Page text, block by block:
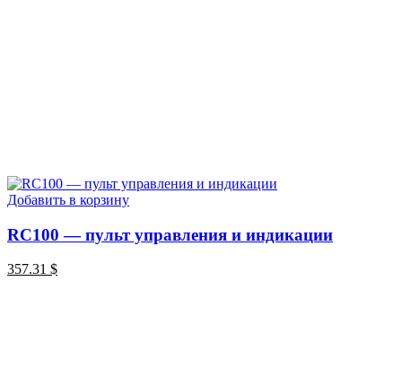
Добавить в корзину
RC100 — пульт управления и индикации
357.31 $